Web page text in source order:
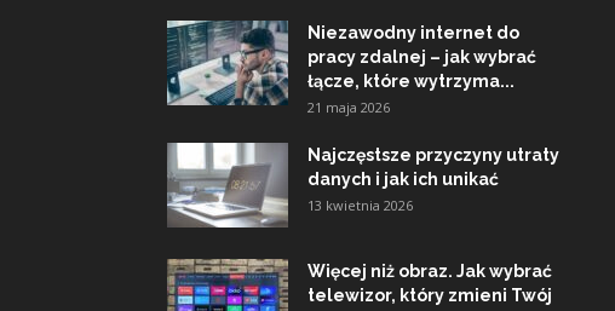
Niezawodny internet do
pracy zdalnej – jak wybrać
łącze, które wytrzyma...
21 maja 2026
Najczęstsze przyczyny utraty
danych i jak ich unikać
13 kwietnia 2026
Więcej niż obraz. Jak wybrać
telewizor, który zmieni Twój